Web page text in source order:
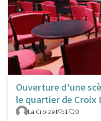
Ouverture d'une
le quartier de Croix
La Croizet
1 0